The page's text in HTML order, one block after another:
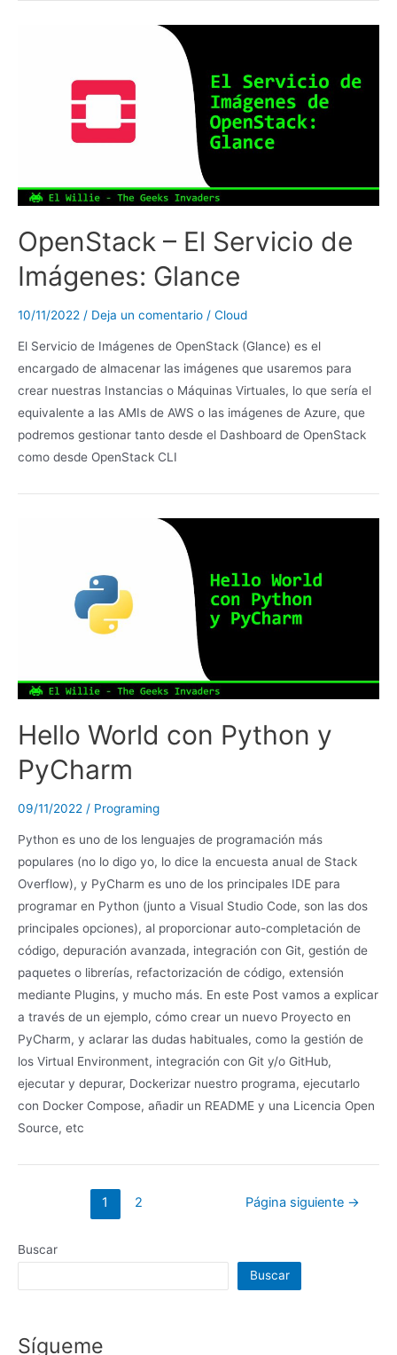
OpenStack – El Servicio de
Imágenes: Glance
10/11/2022 / Deja un comentario / Cloud
El Servicio de Imágenes de OpenStack (Glance) es el
encargado de almacenar las imágenes que usaremos para
crear nuestras Instancias o Máquinas Virtuales, lo que sería el
equivalente a las AMIs de AWS o las imágenes de Azure, que
podremos gestionar tanto desde el Dashboard de OpenStack
como desde OpenStack CLI
Hello World con Python y
PyCharm
09/11/2022 / Programing
Python es uno de los lenguajes de programación más
populares (no lo digo yo, lo dice la encuesta anual de Stack
Overflow), y PyCharm es uno de los principales IDE para
programar en Python (junto a Visual Studio Code, son las dos
principales opciones), al proporcionar auto-completación de
código, depuración avanzada, integración con Git, gestión de
paquetes o librerías, refactorización de código, extensión
mediante Plugins, y mucho más. En este Post vamos a explicar
a través de un ejemplo, cómo crear un nuevo Proyecto en
PyCharm, y aclarar las dudas habituales, como la gestión de
los Virtual Environment, integración con Git y/o GitHub,
ejecutar y depurar, Dockerizar nuestro programa, ejecutarlo
con Docker Compose, añadir un README y una Licencia Open
Source, etc
entradas
1 2 Página siguiente →
Buscar
Buscar
Sígueme